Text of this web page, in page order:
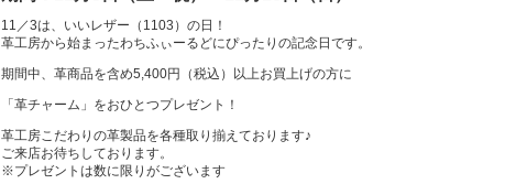
11／3は、いいレザー（1103）の日！
革工房から始まったわちふぃーるどにぴったりの記念日です。
期間中、革商品を含め5,400円（税込）以上お買上げの方に
「革チャーム」をおひとつプレゼント！
革工房こだわりの革製品を各種取り揃えております♪
ご来店お待ちしております。
※プレゼントは数に限りがございます